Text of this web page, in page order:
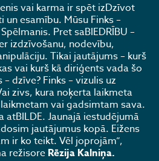
vai karma ir spēt izDzīvot
esamību. Mūsu Finks –
Pret saBIEDRĪBU –
izdzīvošanu, nodevību,
Tikai jautājums – kurš
vai kurš kā diriģents vada šo
dzīve? Finks – vizulis uz
zivs, kura noķerta laikmeta
vai gadsimtam sava.
atBILDE. Jaunajā iestudējumā
jautājumus kopā. Eižens
ir ko teikt. Vēl joprojām”,
režisore Rēzija Kalniņa.